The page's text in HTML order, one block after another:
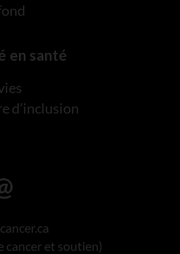
en santé
d’inclusion
cancer et soutien)